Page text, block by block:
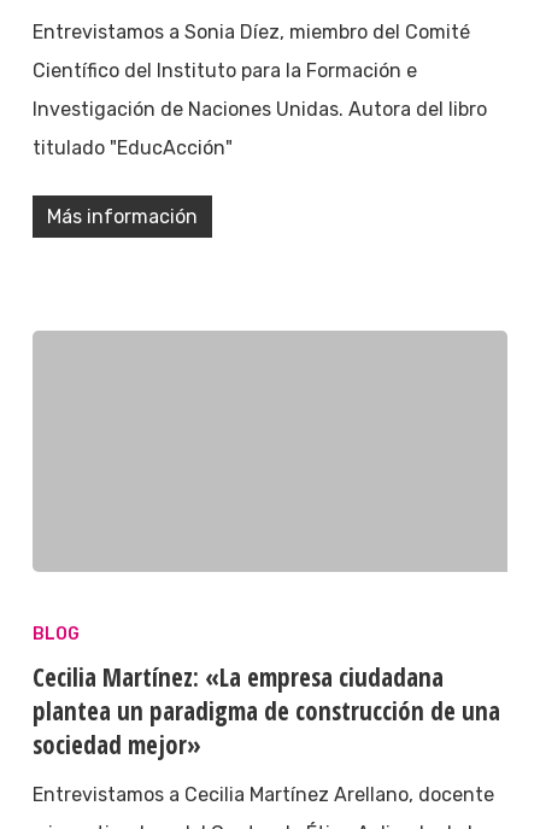
Entrevistamos a Sonia Díez, miembro del Comité
Científico del Instituto para la Formación e
Investigación de Naciones Unidas. Autora del libro
titulado "EducAcción"
Más información
BLOG
Cecilia Martínez: «La empresa ciudadana
plantea un paradigma de construcción de una
sociedad mejor»
Entrevistamos a Cecilia Martínez Arellano, docente